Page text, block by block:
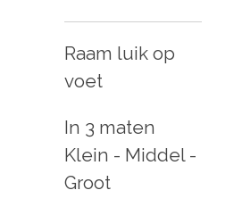
Raam luik op
voet
In 3 maten
Klein - Middel -
Groot